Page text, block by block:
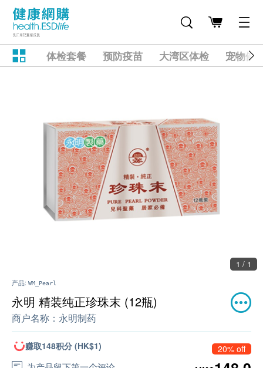
体检套餐 预防疫苗 大湾区体检 宠物健
1 / 1
产品: WM_Pearl
永明 精装纯正珍珠末 (12瓶)
商户名称： 永明制药
赚取148积分 (HK$1) 20% off